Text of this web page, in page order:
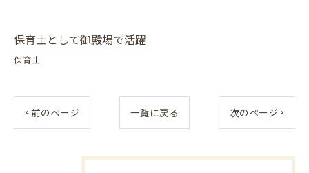
保育士として御殿場で活躍
保育士
< 前のページ 一覧に戻る 次のページ >